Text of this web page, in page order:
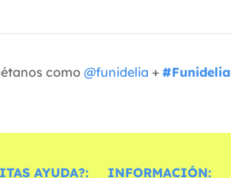
como @funidelia + #Funidelia
AYUDA?: INFORMACIÓN: